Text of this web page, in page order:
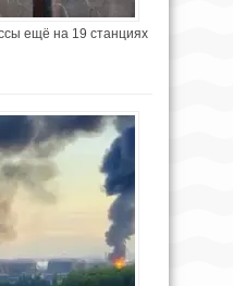
ещё на 19 станциях